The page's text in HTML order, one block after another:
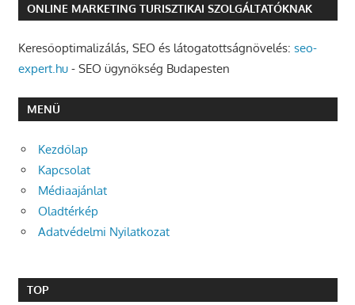
ONLINE MARKETING TURISZTIKAI SZOLGÁLTATÓKNAK
Keresőoptimalizálás, SEO és látogatottságnövelés: seo-
expert.hu- SEO ügynökség Budapesten
MENÜ
Kezdőlap
Kapcsolat
Médiaajánlat
Oladtérkép
Adatvédelmi Nyilatkozat
TOP